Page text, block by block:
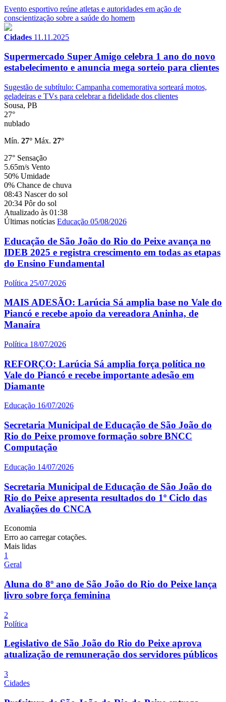
Evento esportivo reúne atletas e autoridades em ação de
conscientização sobre a saúde do homem
Cidades 11.11.2025
Supermercado Super Amigo celebra 1 ano do novo
estabelecimento e anuncia mega sorteio para clientes
Sugestão de subtítulo: Campanha comemorativa sorteará motos,
geladeiras e TVs para celebrar a fidelidade dos clientes
Sousa, PB
27°
nublado
Mín. 27° Máx. 27°
27° Sensação
5.65m/s Vento
50% Umidade
0% Chance de chuva
08:43 Nascer do sol
20:34 Pôr do sol
Atualizado às 01:38
Últimas notícias Educação 05/08/2026
Educação de São João do Rio do Peixe avança no
IDEB 2025 e registra crescimento em todas as etapas
do Ensino Fundamental
Política 25/07/2026
MAIS ADESÃO: Larúcia Sá amplia base no Vale do
Piancó e recebe apoio da vereadora Aninha, de
Manaíra
Política 18/07/2026
REFORÇO: Larúcia Sá amplia força política no
Vale do Piancó e recebe importante adesão em
Diamante
Educação 16/07/2026
Secretaria Municipal de Educação de São João do
Rio do Peixe promove formação sobre BNCC
Computação
Educação 14/07/2026
Secretaria Municipal de Educação de São João do
Rio do Peixe apresenta resultados do 1º Ciclo das
Avaliações do CNCA
Economia
Erro ao carregar cotações.
Mais lidas
1
Geral
Aluna do 8º ano de São João do Rio do Peixe lança
livro sobre força feminina
2
Política
Legislativo de São João do Rio do Peixe aprova
atualização de remuneração dos servidores públicos
3
Cidades